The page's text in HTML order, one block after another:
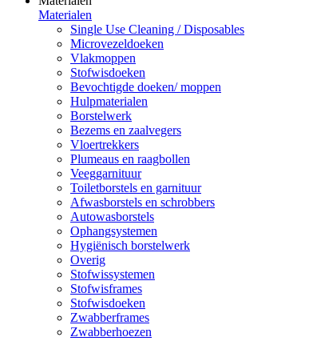
Materialen
Single Use Cleaning / Disposables
Microvezeldoeken
Vlakmoppen
Stofwisdoeken
Bevochtigde doeken/ moppen
Hulpmaterialen
Borstelwerk
Bezems en zaalvegers
Vloertrekkers
Plumeaus en raagbollen
Veeggarnituur
Toiletborstels en garnituur
Afwasborstels en schrobbers
Autowasborstels
Ophangsystemen
Hygiënisch borstelwerk
Overig
Stofwissystemen
Stofwisframes
Stofwisdoeken
Zwabberframes
Zwabberhoezen